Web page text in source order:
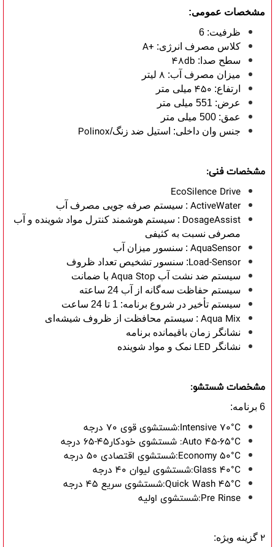
مشخصات عمومی:
ظرفیت: 6
کلاس مصرف انرژی: A+
سطح صدا: 48db
میزان مصرف آب: 8 لیتر
ارتفاع: 450 میلی متر
عرض: 551 میلی متر
عمق: 500 میلی متر
جنس وان داخلی: استیل ضد زنگ/Polinox
مشخصات فنی:
EcoSilence Drive
ActiveWater : سیستم صرفه جویی مصرف آب
DosageAssist : سیستم هوشمند کنترل مواد شوینده و آب
مصرفی نسبت به کثیفی
AquaSensor : سنسور میزان آب
Load-Sensor: سنسور تشخیص تعداد ظروف
سیستم ضد نشت آب Aqua Stop با ضمانت
سیستم حفاظت سه‌گانه از آب 24 ساعته
سیستم تأخیر در شروع برنامه: 1 تا 24 ساعت
Aqua Mix : سیستم محافظت از ظروف شیشه‌ای
نشانگر زمان باقیمانده برنامه
نشانگر LED نمک و مواد شوینده
مشخصات شستشو:
6 برنامه:
شستشوی قوی 70 درجه:Intensive 70°C
شستشوی خودکار45-65 درجه :Auto 45-65°C
شستشوی اقتصادی 50 درجه:Economy 50°C
شستشوی لیوان 40 درجه:Glass 40°C
شستشوی سریع 45 درجه:Quick Wash 45°C
شستشوی اولیه:Pre Rinse
2 گزینه ویژه: